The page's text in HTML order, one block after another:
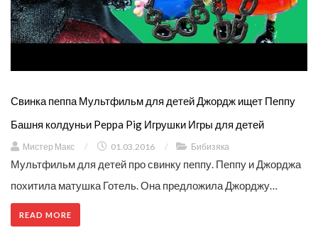
Свинка пеппа Мультфильм для детей Джордж ищет Пеппу
Башня колдуньи Peppa Pig Игрушки Игры для детей
Мистер Макс / 01.03.2016 / Бибизяка
Мультфильм для детей про свинку пеппу. Пеппу и Джорджа
похитила матушка Готель. Она предложила Джорджу…
READ MORE